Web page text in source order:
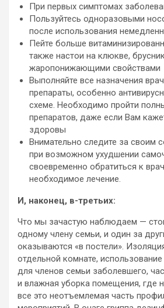
При первых симптомах
Пользуйтесь одноразовыми
после использования
Пейте больше
также настои на клюкве,
жаропонижающими свойствами
Выполняйте все назначения
препараты, особенно
схеме. Необходимо пройти
препаратов, даже если Вам
здоровы
Внимательно следите за своим
при возможном ухудшении
своевременно обратиться к
необходимое лечение.
И, наконец, в-третьих:
Что мы зачастую наблюдаем —
одному члену семьи, и один за
оказываются «в постели».
отдельной комнате,
для членов семьи заболевшего,
и влажная уборка помещения, где
все это неотъемлемая часть